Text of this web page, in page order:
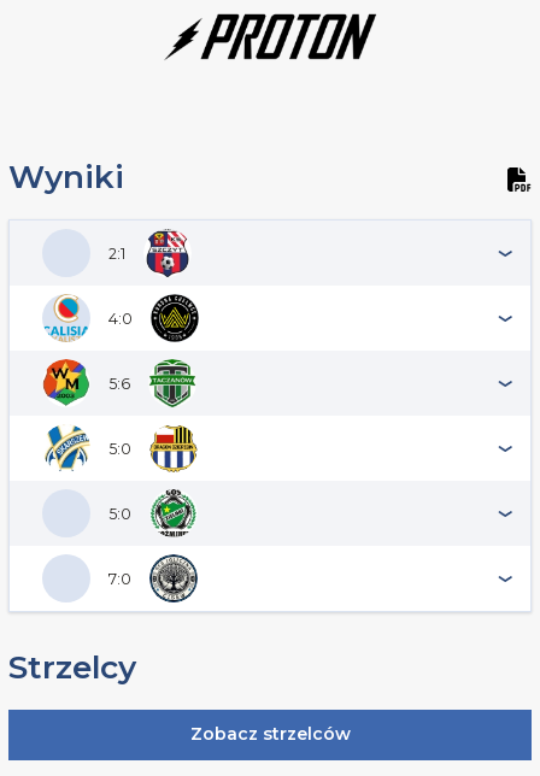
Wyniki
2:1
4:0
5:6
5:0
5:0
7:0
Strzelcy
Zobacz strzelców